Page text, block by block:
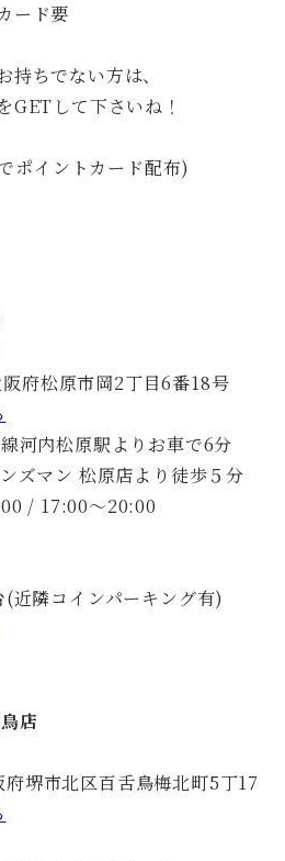
ード要
持ちでない方は、
GETして下さいね！
ポイントカード配布)
府松原市岡2丁目6番18号
河内松原駅よりお車で6分
ズマン 松原店より徒歩５分
/ 17:00～20:00
近隣コインパーキング有)
店
堺市北区百舌鳥梅北町5丁17